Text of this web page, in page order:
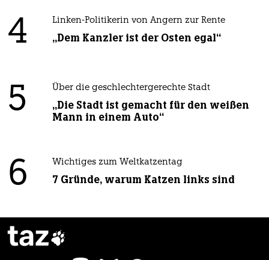
4 Linken-Politikerin von Angern zur Rente
„Dem Kanzler ist der Osten egal“
5 Über die geschlechtergerechte Stadt
„Die Stadt ist gemacht für den weißen
Mann in einem Auto“
6 Wichtiges zum Weltkatzentag
7 Gründe, warum Katzen links sind
taz